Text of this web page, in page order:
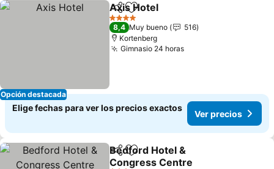
Opción destacada
CompartirAgregar a favoritos
Axis Hotel
4 Estrellas
8,4 Muy bueno
516
Kortenberg
Gimnasio 24 horas
Elige fechas para ver los precios exactos
Ver precios
CompartirAgregar a favoritos
Bedford Hotel &
Congress Centre